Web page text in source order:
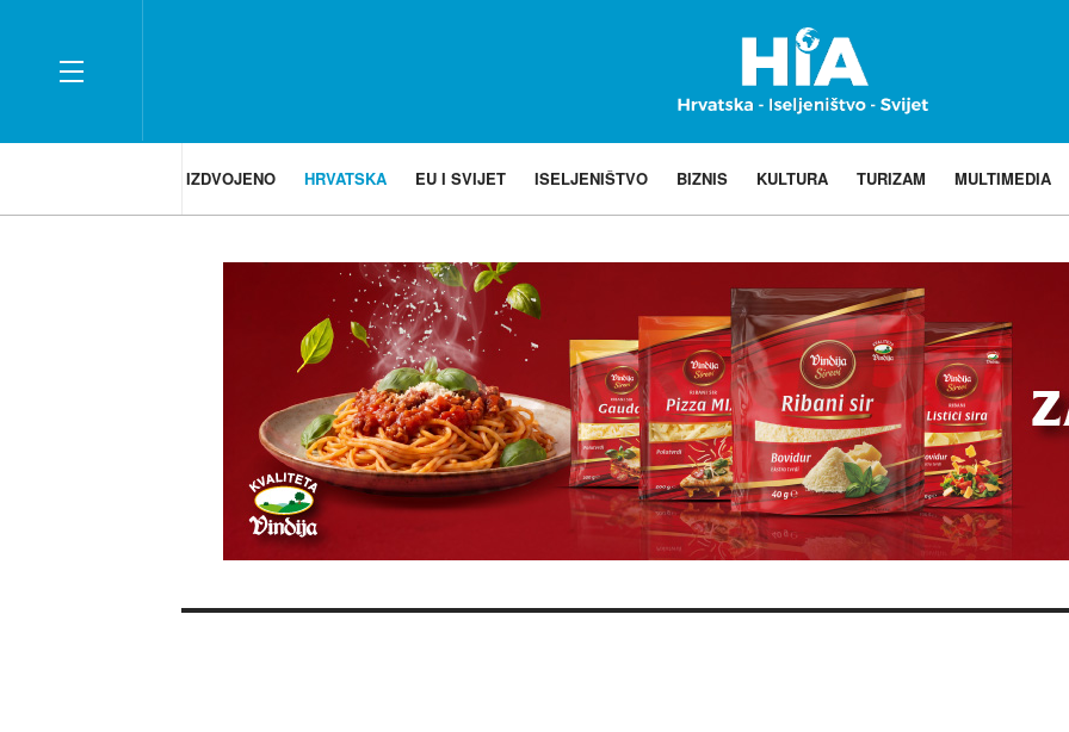
IZDVOJENO HRVATSKA EU I SVIJET ISELJENIŠTVO BIZNIS KULTURA TURIZAM MULTIMEDIA